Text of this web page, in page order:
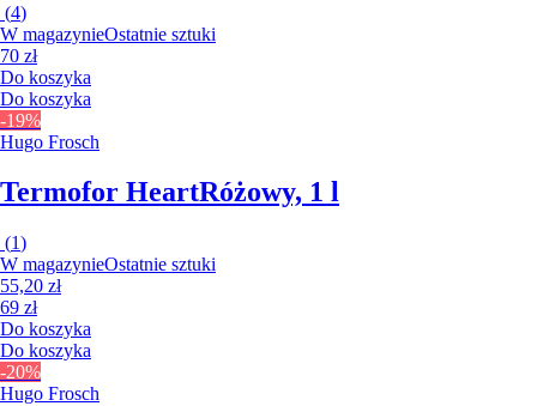
(4)
W magazynieOstatnie sztuki
70 zł
Do koszyka
Do koszyka
-19%
Hugo Frosch
Termofor HeartRóżowy, 1 l
(1)
W magazynieOstatnie sztuki
55,20 zł
69 zł
Do koszyka
Do koszyka
-20%
Hugo Frosch